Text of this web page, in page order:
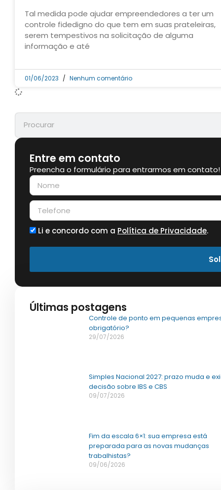
Tal medida pode ajudar empreendedores a ter um
controle fidedigno do que tem em suas prateleiras,
serem tempestivos na solicitação de alguma
informação e até
01/06/2023 Nenhum comentário
Entre em contato
Preencha o formulário para entrarmos em contato!
Li e concordo com a Política de Privacidade.
Últimas postagens
Controle de ponto em pequenas
obrigatório?
29/07/2026
Simples Nacional 2027: prazo muda e
decisão sobre IBS e CBS
09/07/2026
Fim da escala 6×1: sua empresa está
preparada para as novas mudanças
trabalhistas?
09/06/2026